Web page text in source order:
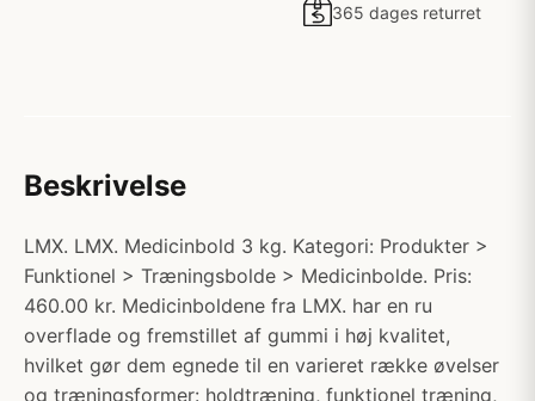
365 dages returret
Beskrivelse
LMX. LMX. Medicinbold 3 kg. Kategori: Produkter >
Funktionel > Træningsbolde > Medicinbolde. Pris:
460.00 kr. Medicinboldene fra LMX. har en ru
overflade og fremstillet af gummi i høj kvalitet,
hvilket gør dem egnede til en varieret række øvelser
og træningsformer: holdtræning, funktionel træning,